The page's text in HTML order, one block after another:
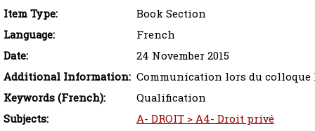
Item Type:
Book Section
Language:
French
Date:
24 November 2015
Additional Information: Communication lors du colloque
Keywords (French):
Qualification
Subjects:
A- DROIT > A4- Droit privé